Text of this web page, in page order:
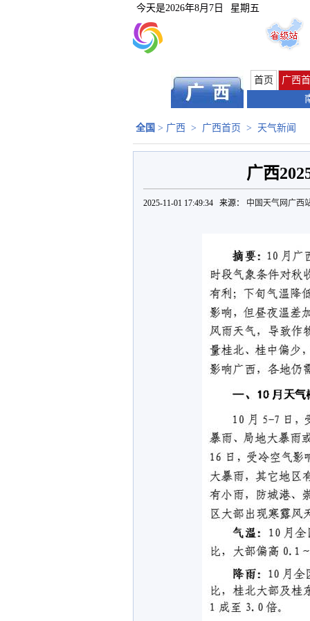
今天是2026年8月7日 星期五
首页
广西
全国 > 广西 > 广西首页 > 天气新闻
广西
2025-11-01 17:49:34 来源： 中国天气网广西